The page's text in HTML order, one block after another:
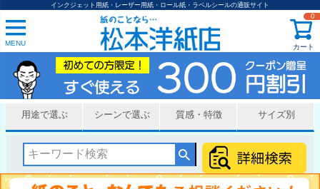
インクジェット用紙・レーザー用紙・ロール紙・ラベルシールの通販サイト
MENU カート
0
用途で選ぶ シーンで選ぶ 質感・特徴 サイズ別